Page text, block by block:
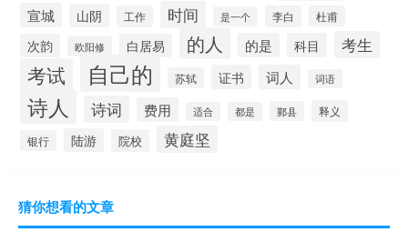
宣城 山阴 工作 时间 是一个 李白 杜甫
次韵 欧阳修 白居易 的人 的是 科目 考生
考试 自己的 苏轼 证书 词人 词语
诗人 诗词 费用 适合 都是 鄞县 释义
银行 陆游 院校 黄庭坚
猜你想看的文章